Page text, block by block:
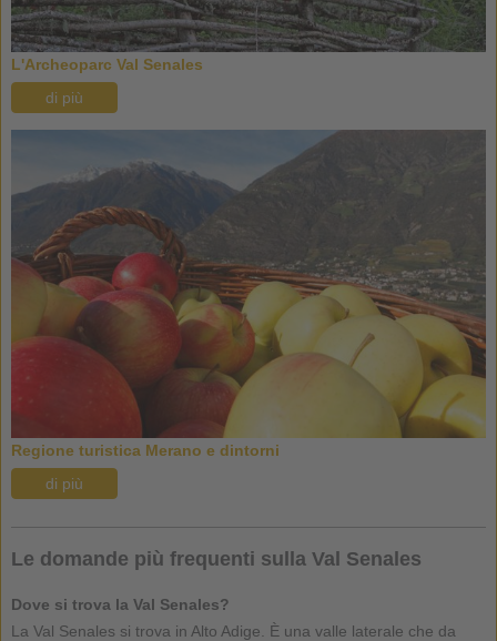
L'Archeoparc Val Senales
di più
Regione turistica Merano e dintorni
di più
Le domande più frequenti sulla Val Senales
Dove si trova la Val Senales?
La Val Senales si trova in Alto Adige. È una valle laterale che da